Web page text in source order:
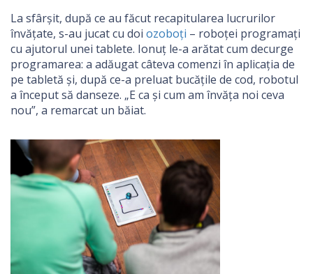
La sfârșit, după ce au făcut recapitularea lucrurilor
învățate, s-au jucat cu doi ozoboți – roboței programați
cu ajutorul unei tablete. Ionuț le-a arătat cum decurge
programarea: a adăugat câteva comenzi în aplicația de
pe tabletă și, după ce-a preluat bucățile de cod, robotul
a început să danseze. „E ca și cum am învăța noi ceva
nou”, a remarcat un băiat.